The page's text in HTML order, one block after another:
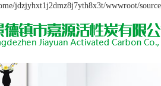
jdzjyhxt1j2dmz8j7yth8x3t/wwwroot/